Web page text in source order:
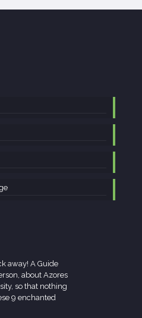
away! A Guide
about Azores
so that nothing
9 enchanted